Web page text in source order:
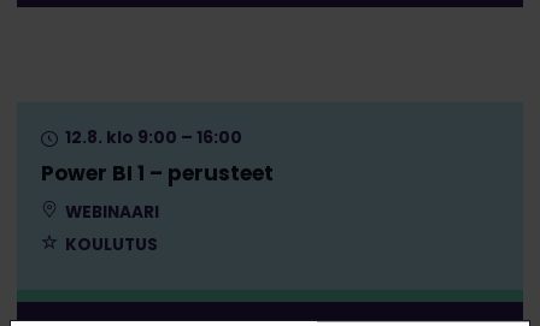
Power BI 1 – perusteet
12.8. klo 9:00 – 16:00
WEBINAARI
KOULUTUS